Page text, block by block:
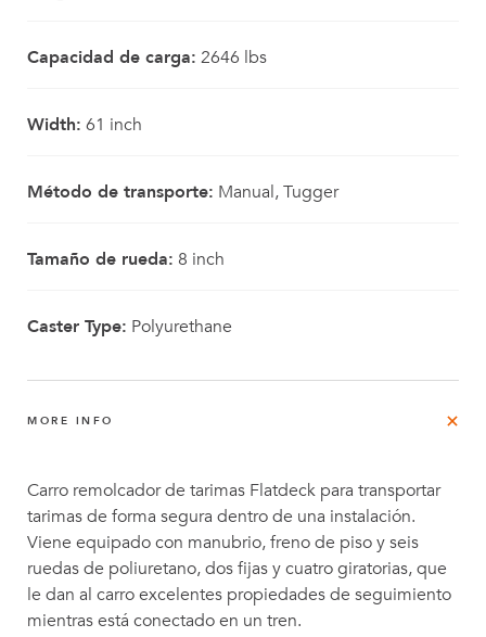
Capacidad de carga: 2646 lbs
Width: 61 inch
Método de transporte: Manual, Tugger
Tamaño de rueda: 8 inch
Caster Type: Polyurethane
MORE INFO
Carro remolcador de tarimas Flatdeck para transportar
tarimas de forma segura dentro de una instalación.
Viene equipado con manubrio, freno de piso y seis
ruedas de poliuretano, dos fijas y cuatro giratorias, que
le dan al carro excelentes propiedades de seguimiento
mientras está conectado en un tren.